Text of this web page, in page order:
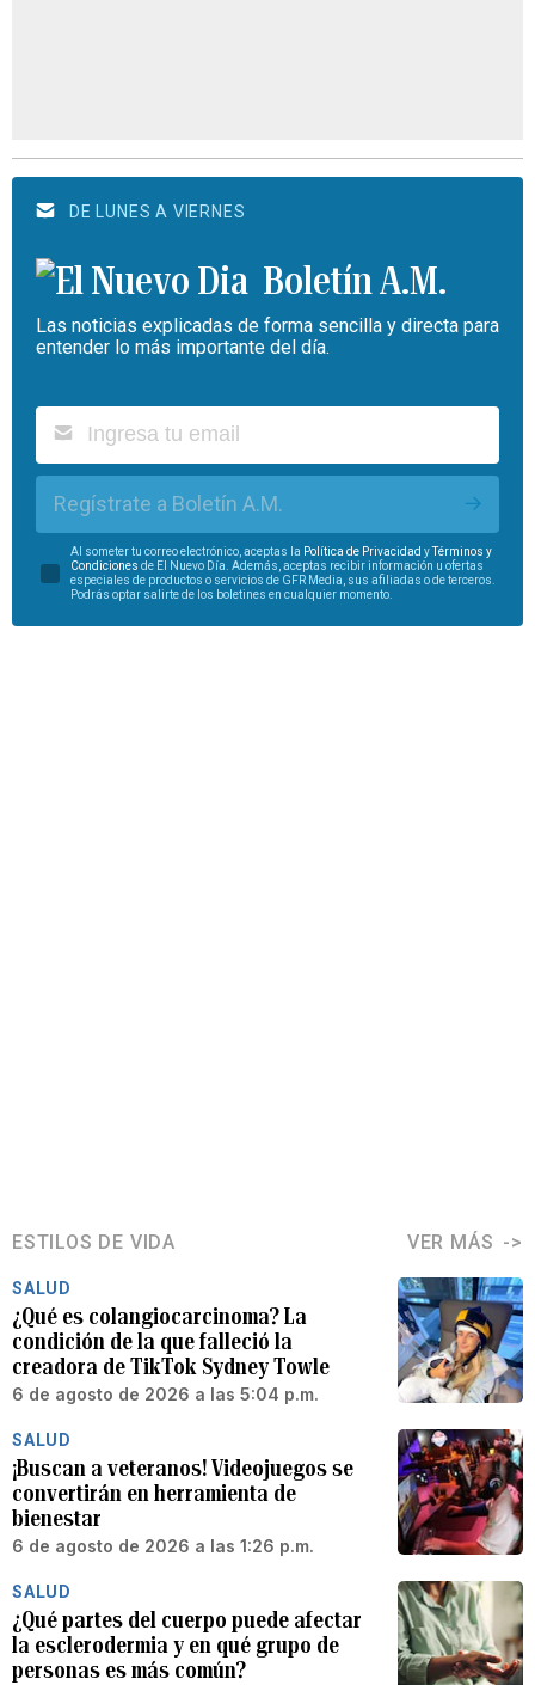
DE LUNES A VIERNES
Boletín A.M.
Las noticias explicadas de forma sencilla y directa para
entender lo más importante del día.
Regístrate a Boletín A.M.
Al someter tu correo electrónico, aceptas la Política de Privacidad yTérminos y
Condiciones de El Nuevo Día. Además, aceptas recibir información u ofertas
especiales de productos o servicios de GFR Media, sus afiliadas o de terceros.
Podrás optar salirte de los boletines en cualquier momento.
ESTILOS DE VIDA VER MÁS
SALUD
¿Qué es colangiocarcinoma? La
condición de la que falleció la
creadora de TikTok Sydney Towle
6 de agosto de 2026 a las 5:04 p.m.
SALUD
¡Buscan a veteranos! Videojuegos se
convertirán en herramienta de
bienestar
6 de agosto de 2026 a las 1:26 p.m.
SALUD
¿Qué partes del cuerpo puede afectar
la esclerodermia y en qué grupo de
personas es más común?